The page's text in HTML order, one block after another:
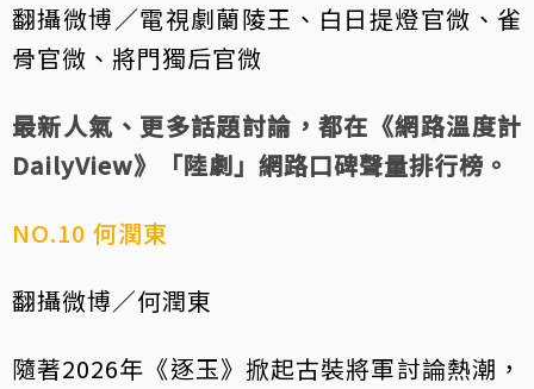
翻攝微博／電視劇蘭陵王、白日提燈官微、雀
骨官微、將門獨后官微
最新人氣、更多話題討論，都在《網路溫度計
DailyView》「陸劇」網路口碑聲量排行榜。
NO.10 何潤東
翻攝微博／何潤東
隨著2026年《逐玉》掀起古裝將軍討論熱潮，